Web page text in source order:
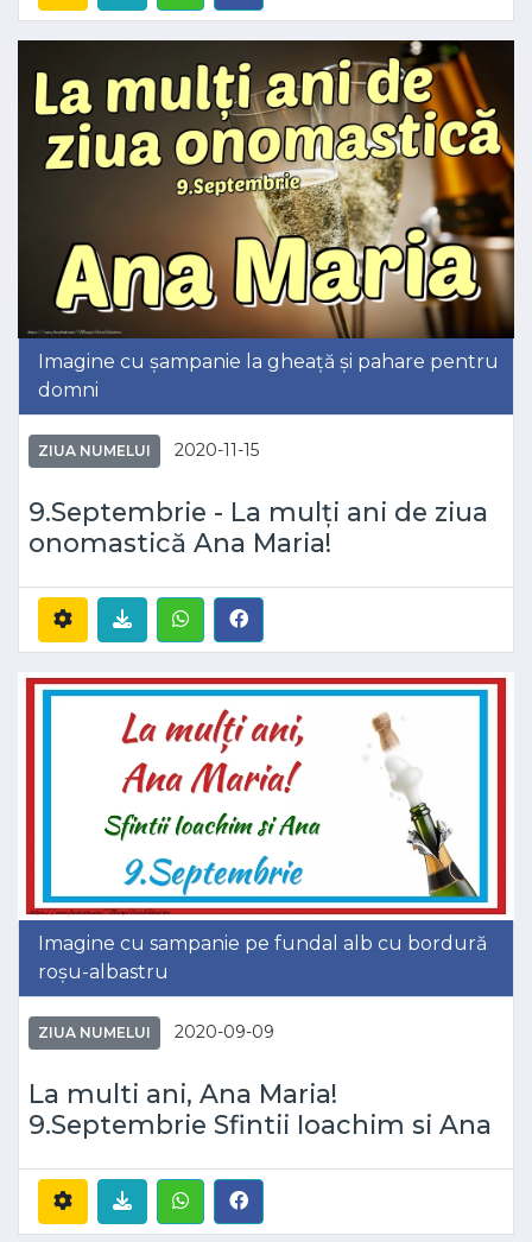
Imagine cu șampanie la gheață și pahare pentru
domni
ZIUA NUMELUI 2020-11-15
9.Septembrie - La mulți ani de ziua
onomastică Ana Maria!
Imagine cu sampanie pe fundal alb cu bordură
roșu-albastru
ZIUA NUMELUI 2020-09-09
La multi ani, Ana Maria!
9.Septembrie Sfintii Ioachim si Ana